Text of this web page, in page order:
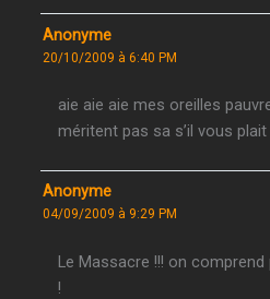
Anonyme
20/10/2009 à 6:40 PM
aie aie aie mes oreilles
méritent pas sa s’il vous plait
Anonyme
04/09/2009 à 9:29 PM
Le Massacre !!! on
!